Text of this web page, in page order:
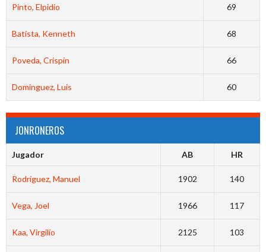
Pinto, Elpidio 69
Batista, Kenneth 68
Poveda, Crispín 66
Dominguez, Luis 60
JONRONEROS
Jugador AB HR
Rodríguez, Manuel 1902 140
Vega, Joel 1966 117
Kaa, Virgilio 2125 103